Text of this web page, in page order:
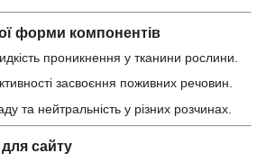
форми компонентів
проникнення у тканини рослини.
засвоєння поживних речовин.
та нейтральність у різних розчинах.
сайту